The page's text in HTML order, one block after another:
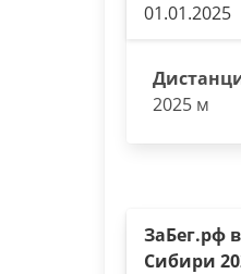
01.01.2025
2025 м
ЗаБег.рф
Сибири